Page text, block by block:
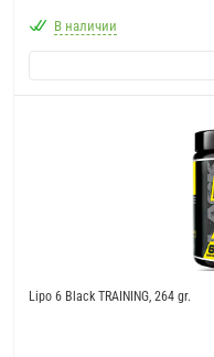
В наличии
Lipo 6 Black TRAINING, 264 gr.